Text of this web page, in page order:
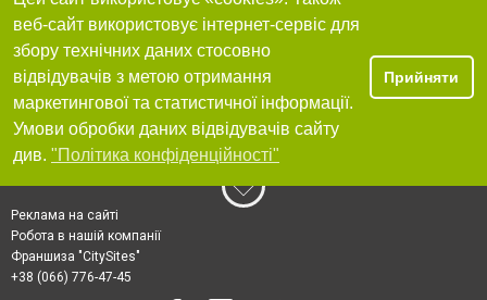
веб-сайт використовує інтернет-сервіс для
збору технічних даних стосовно
відвідувачів з метою отримання
маркетингової та статистичної інформації.
Умови обробки даних відвідувачів сайту
див. "Політика конфіденційності"
Прийняти
Реклама на сайті
Робота в нашій компанії
Франшиза "CitySites"
+38 (066) 776-47-45